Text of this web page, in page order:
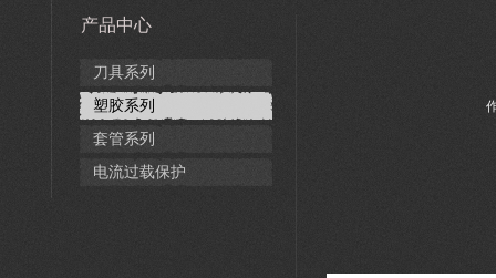
产品中心
刀具系列
塑胶系列
套管系列
电流过载保护